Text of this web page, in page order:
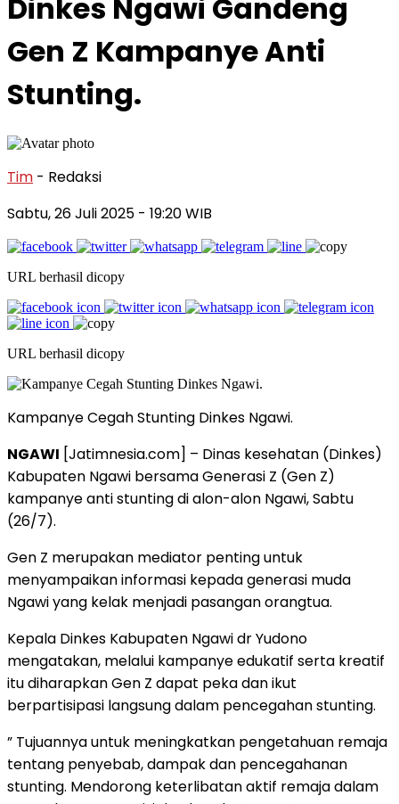
Dinkes Ngawi Gandeng
Gen Z Kampanye Anti
Stunting.
Tim - Redaksi
Sabtu, 26 Juli 2025 - 19:20 WIB
URL berhasil dicopy
URL berhasil dicopy
Kampanye Cegah Stunting Dinkes Ngawi.
NGAWI [Jatimnesia.com] – Dinas kesehatan (Dinkes)
Kabupaten Ngawi bersama Generasi Z (Gen Z)
kampanye anti stunting di alon-alon Ngawi, Sabtu
(26/7).
Gen Z merupakan mediator penting untuk
menyampaikan informasi kepada generasi muda
Ngawi yang kelak menjadi pasangan orangtua.
Kepala Dinkes Kabupaten Ngawi dr Yudono
mengatakan, melalui kampanye edukatif serta kreatif
itu diharapkan Gen Z dapat peka dan ikut
berpartisipasi langsung dalam pencegahan stunting.
” Tujuannya untuk meningkatkan pengetahuan remaja
tentang penyebab, dampak dan pencegahanan
stunting. Mendorong keterlibatan aktif remaja dalam